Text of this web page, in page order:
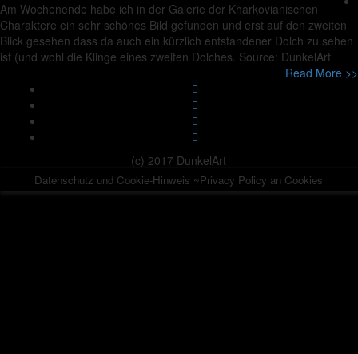
Am Wochenende habe ich in der Galerie der Kharkovianischen
Charaktere ein sehr schönes Bild gefunden und erst auf den zweiten
Blick gesehen dass da auch ein kürzlich entstandener Dolch zu sehen
ist (und wohl die Klinge eines zweiten Dolches. Source: DunkelArt
Read More >>
(c) 2017 DunkelArt
Datenschutz und Cookie-Hinweis ~Privacy Policy an Cookies